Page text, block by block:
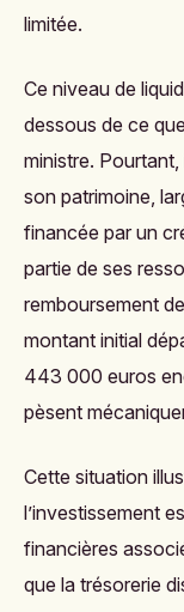
limitée.
Ce niveau de
dessous de ce
ministre. Pourtant,
son patrimoine,
financée par un
partie de ses
remboursement
montant initial
443 000 euros
pèsent
Cette situation
l’investissement
financières
que la trésorerie